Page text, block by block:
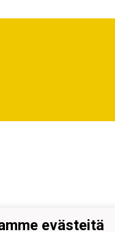
evästeitä